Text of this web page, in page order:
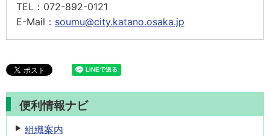
TEL： 072-892-0121
E-Mail： soumu@city.katano.osaka.jp
便利情報ナビ
組織案内